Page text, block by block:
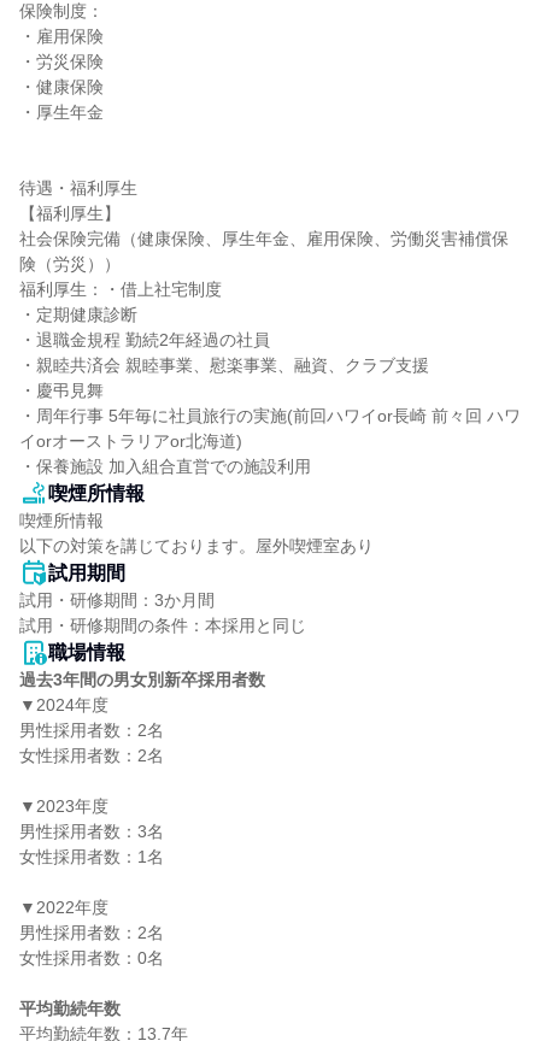
保険制度：
・雇用保険
・労災保険
・健康保険
・厚生年金
待遇・福利厚生
【福利厚生】
社会保険完備（健康保険、厚生年金、雇用保険、労働災害補償保
険（労災））
福利厚生：・借上社宅制度
・定期健康診断
・退職金規程 勤続2年経過の社員
・親睦共済会 親睦事業、慰楽事業、融資、クラブ支援
・慶弔見舞
・周年行事 5年毎に社員旅行の実施(前回ハワイor長崎 前々回 ハワ
イorオーストラリアor北海道)
・保養施設 加入組合直営での施設利用
喫煙所情報
喫煙所情報
以下の対策を講じております。屋外喫煙室あり
試用期間
試用・研修期間：3か月間
職場情報
過去3年間の男女別新卒採用者数
▼2024年度
男性採用者数：2名
女性採用者数：2名
▼2023年度
男性採用者数：3名
女性採用者数：1名
▼2022年度
男性採用者数：2名
女性採用者数：0名
平均勤続年数